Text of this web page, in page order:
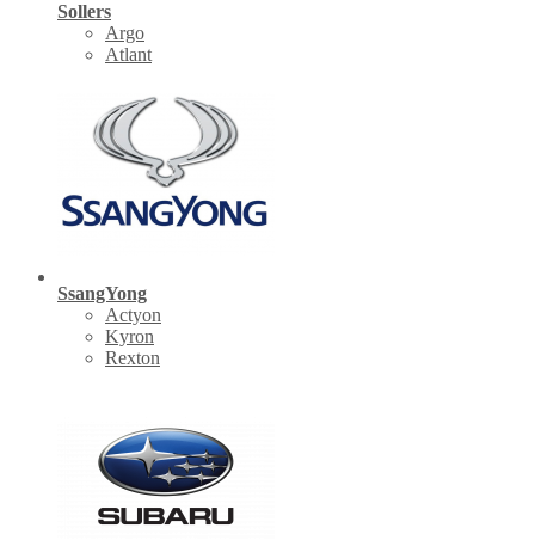
Sollers
Argo
Atlant
SsangYong
Actyon
Kyron
Rexton